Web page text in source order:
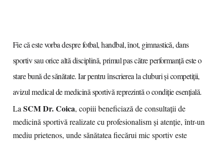
Fie că este vorba despre fotbal, handbal, înot, gimnastică, dans
sportiv sau orice altă disciplină, primul pas către performanță este o
stare bună de sănătate. Iar pentru înscrierea la cluburi și competiții,
avizul medical de medicină sportivă reprezintă o condiție esențială.
LaSCM Dr. Coica, copiii beneficiază de consultații de
medicină sportivă realizate cu profesionalism și atenție, într-un
mediu prietenos, unde sănătatea fiecărui mic sportiv este